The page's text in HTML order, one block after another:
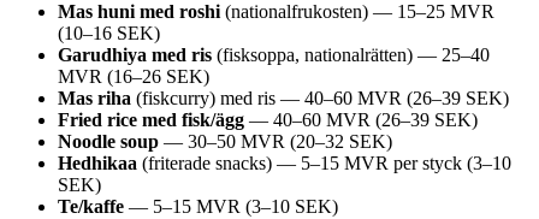
Mas huni med roshi(nationalfrukosten) — 15–25 MVR
(10–16 SEK)
Garudhiya med ris (fisksoppa, nationalrätten) — 25–40
MVR (16–26 SEK)
Mas riha (fiskcurry) med ris — 40–60 MVR (26–39 SEK)
Fried rice med fisk/ägg — 40–60 MVR (26–39 SEK)
Noodle soup — 30–50 MVR (20–32 SEK)
Hedhikaa (friterade snacks) — 5–15 MVR per styck (3–10
SEK)
Te/kaffe — 5–15 MVR (3–10 SEK)